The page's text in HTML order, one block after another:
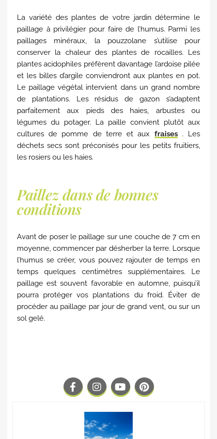
La variété des plantes de votre jardin détermine le
paillage à privilégier pour faire de l’humus. Parmi les
paillages minéraux, la pouzzolane s’utilise pour
conserver la chaleur des plantes de rocailles. Les
plantes acidophiles préfèrent davantage l’ardoise pilée
et les billes d’argile conviendront aux plantes en pot.
Le paillage végétal intervient dans un grand nombre
de plantations. Les résidus de gazon s’adaptent
parfaitement aux pieds des haies, arbustes ou
légumes du potager. La paille convient plutôt aux
cultures de pomme de terre et aux fraises. Les
déchets secs sont préconisés pour les petits fruitiers,
les rosiers ou les haies.
Paillez dans de bonnes
conditions
Avant de poser le paillage sur une couche de 7 cm en
moyenne, commencer par désherber la terre. Lorsque
l’humus se créer, vous pouvez rajouter de temps en
temps quelques centimètres supplémentaires. Le
paillage est souvent favorable en automne, puisqu’il
pourra protéger vos plantations du froid. Éviter de
procéder au paillage par jour de grand vent, ou sur un
sol gelé.